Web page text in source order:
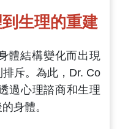
生理的重建
體結構變化而出現
斥。為此，Dr. Co
過心理諮商和生理
身體。